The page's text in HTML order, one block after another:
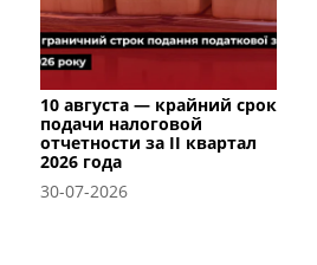
10 августа — крайний срок
подачи налоговой
отчетности за II квартал
2026 года
30-07-2026